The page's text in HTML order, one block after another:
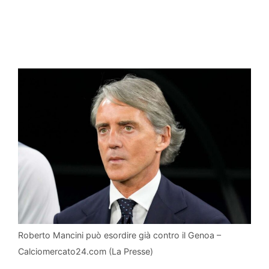
Roberto Mancini può esordire già contro il Genoa –
Calciomercato24.com (La Presse)